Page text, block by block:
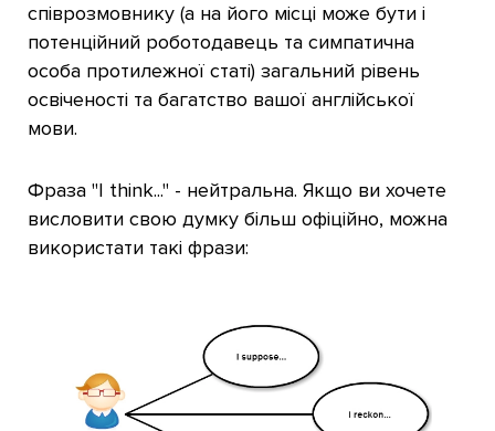
співрозмовнику (а на його місці може бути і
потенційний роботодавець та симпатична
особа протилежної статі) загальний рівень
освіченості та багатство вашої англійської
мови.
Фраза "I think..." - нейтральна. Якщо ви хочете
висловити свою думку більш офіційно, можна
використати такі фрази: